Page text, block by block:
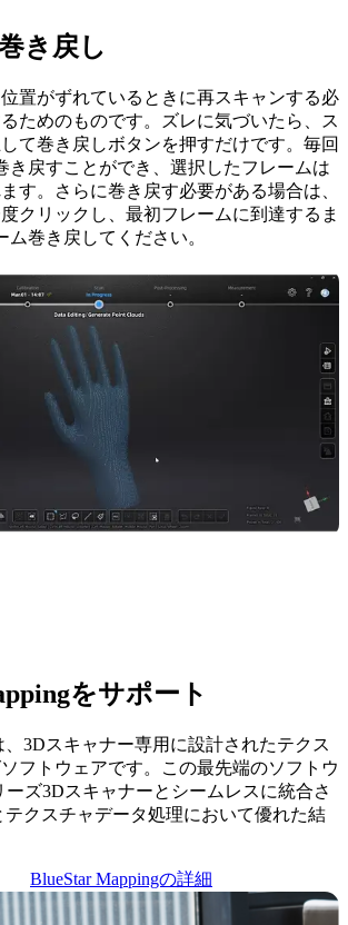
き戻し
置がずれているときに再スキャンする必
ためのものです。ズレに気づいたら、ス
て巻き戻しボタンを押すだけです。毎回
き戻すことができ、選択したフレームは
す。さらに巻き戻す必要がある場合は、
クリックし、最初フレームに到達するま
ム巻き戻してください。
をサポート
、3Dスキャナー専用に設計されたテクス
フトウェアです。この最先端のソフトウ
ーズ3Dスキャナーとシームレスに統合さ
クスチャデータ処理において優れた結
BlueStar Mappingの詳細